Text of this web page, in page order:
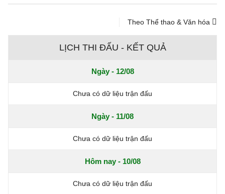
Theo Thể thao & Văn hóa
LỊCH THI ĐẤU - KẾT QUẢ
Ngày - 12/08
Chưa có dữ liệu trận đấu
Ngày - 11/08
Chưa có dữ liệu trận đấu
Hôm nay - 10/08
Chưa có dữ liệu trận đấu